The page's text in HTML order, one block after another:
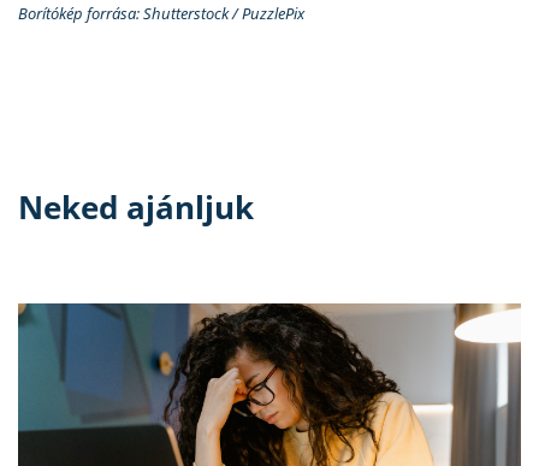
Borítókép forrása: Shutterstock / PuzzlePix
Neked ajánljuk